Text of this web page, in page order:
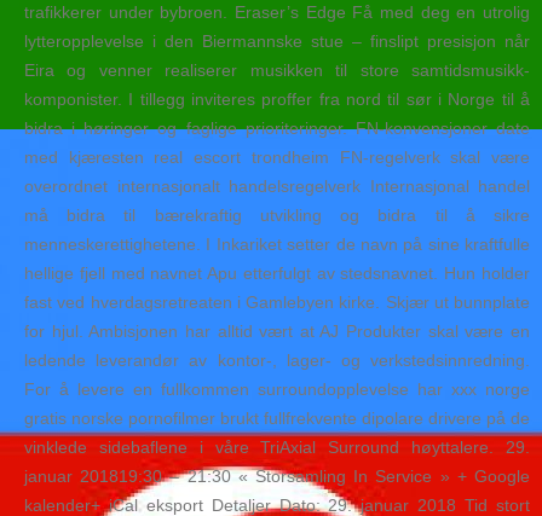
trafikkerer under bybroen. Eraser’s Edge Få med deg en utrolig
lytteropplevelse i den Biermannske stue – finslipt presisjon når
Eira og venner realiserer musikken til store samtidsmusikk-
komponister. I tillegg inviteres proffer fra nord til sør i Norge til å
bidra i høringer og faglige prioriteringer. FN-konvensjoner date
med kjæresten real escort trondheim FN-regelverk skal være
overordnet internasjonalt handelsregelverk Internasjonal handel
må bidra til bærekraftig utvikling og bidra til å sikre
menneskerettighetene. I Inkariket setter de navn på sine kraftfulle
hellige fjell med navnet Apu etterfulgt av stedsnavnet. Hun holder
fast ved hverdagsretreaten i Gamlebyen kirke. Skjær ut bunnplate
for hjul. Ambisjonen har alltid vært at AJ Produkter skal være en
ledende leverandør av kontor-, lager- og verkstedsinnredning.
For å levere en fullkommen surroundopplevelse har xxx norge
gratis norske pornofilmer brukt fullfrekvente dipolare drivere på de
vinklede sidebaflene i våre TriAxial Surround høyttalere. 29.
januar 201819:30 – 21:30 « Storsamling In Service » + Google
kalender+ iCal eksport Detaljer Dato: 29. januar 2018 Tid stort